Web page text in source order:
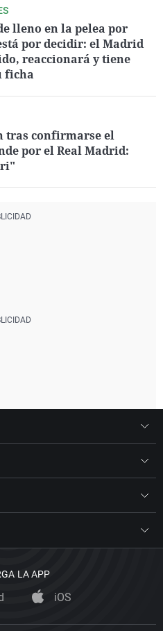
lleno en la pelea por
por decidir: el Madrid
reaccionará y tiene
ficha
tras confirmarse el
por el Real Madrid:
LA APP
iOS